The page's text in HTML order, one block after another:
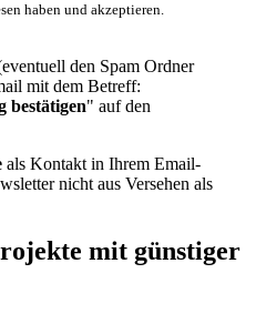
haben und akzeptieren.
den Spam Ordner
mit dem Betreff:
bestätigen" auf den
als Kontakt in Ihrem Email-
nicht aus Versehen als
mit günstiger